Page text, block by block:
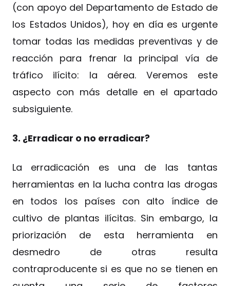
(con apoyo del Departamento de Estado de
los Estados Unidos), hoy en día es urgente
tomar todas las medidas preventivas y de
reacción para frenar la principal vía de
tráfico ilícito: la aérea. Veremos este
aspecto con más detalle en el apartado
subsiguiente.
3. ¿Erradicar o no erradicar?
La erradicación es una de las tantas
herramientas en la lucha contra las drogas
en todos los países con alto índice de
cultivo de plantas ilícitas. Sin embargo, la
priorización de esta herramienta en
desmedro de otras resulta
contraproducente si es que no se tienen en